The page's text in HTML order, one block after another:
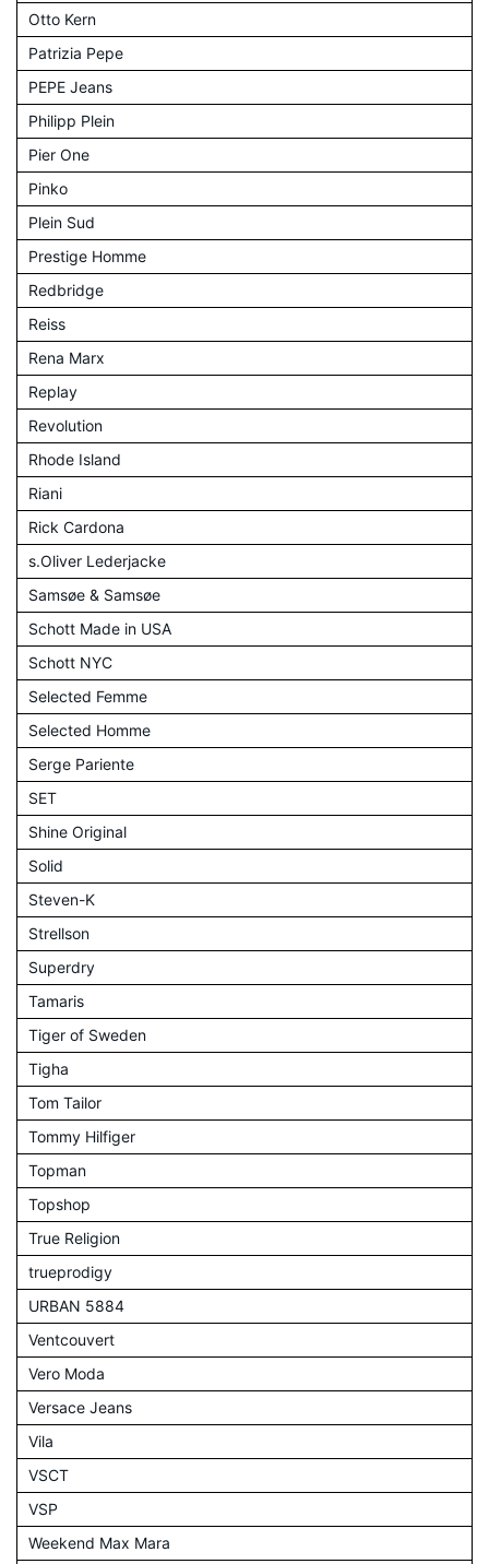
Otto Kern
Patrizia Pepe
PEPE Jeans
Philipp Plein
Pier One
Pinko
Plein Sud
Prestige Homme
Redbridge
Reiss
Rena Marx
Replay
Revolution
Rhode Island
Riani
Rick Cardona
s.Oliver Lederjacke
Samsøe & Samsøe
Schott Made in USA
Schott NYC
Selected Femme
Selected Homme
Serge Pariente
SET
Shine Original
Solid
Steven-K
Strellson
Superdry
Tamaris
Tiger of Sweden
Tigha
Tom Tailor
Tommy Hilfiger
Topman
Topshop
True Religion
trueprodigy
URBAN 5884
Ventcouvert
Vero Moda
Versace Jeans
Vila
VSCT
VSP
Weekend Max Mara